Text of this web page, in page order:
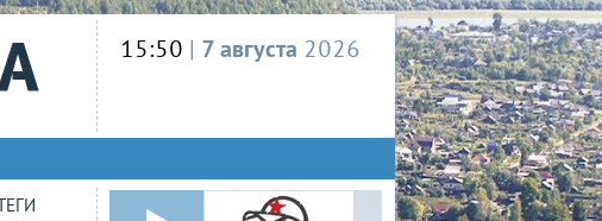
15:50 | 7 августа 2026